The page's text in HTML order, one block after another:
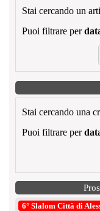
Stai cercando un
Puoi filtrare per
Stai cercando una
Puoi filtrare per
6° Slalom Città di